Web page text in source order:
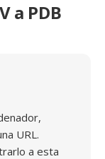
a PDB
URL.
a esta